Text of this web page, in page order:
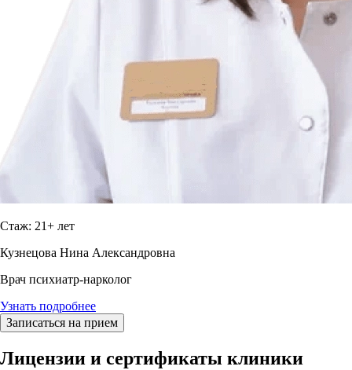
Стаж: 21+ лет
Кузнецова Нина Александровна
Врач психиатр-нарколог
Узнать подробнее
Записаться на прием
Лицензии и сертификаты клиники